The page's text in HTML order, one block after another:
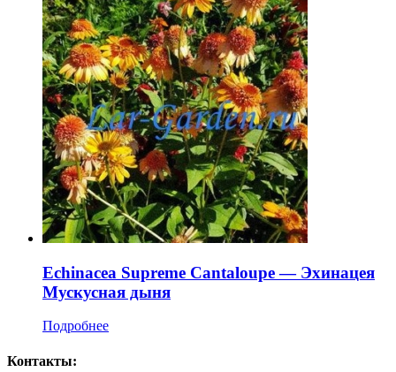
Echinacea Supreme Cantaloupe — Эхинацея
Мускусная дыня
Подробнее
Контакты: